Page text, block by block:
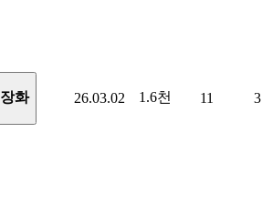
장화 26.03.02 1.6천 11 3